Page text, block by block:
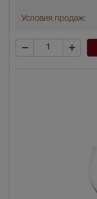
Условия продаж: